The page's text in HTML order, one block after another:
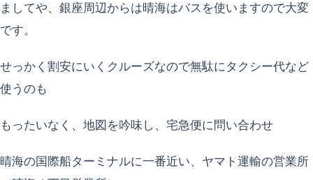
ましてや、銀座周辺からは晴海はバスを使いますので大変
です。
せっかく割安にいくクルーズなので無駄にタクシー代など
使うのも
もったいなく、地図を吟味し、宅急便に問い合わせ
晴海の国際船ターミナルに一番近い、ヤマト運輸の営業所